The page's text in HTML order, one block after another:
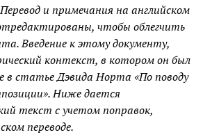
и примечания на английском
чтобы облегчить
Введение к этому документу,
контекст, в котором он был
в статье Дэвида Норта «По поводу
Ниже дается
текст с учетом поправок,
переводе.